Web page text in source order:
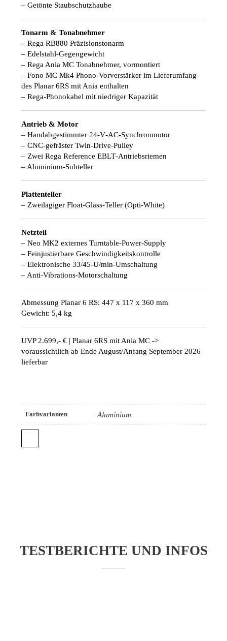
– Getönte Staubschutzhaube
Tonarm & Tonabnehmer
– Rega RB880 Präzisionstonarm
– Edelstahl‑Gegengewicht
– Rega Ania MC Tonabnehmer, vormontiert
– Fono MC Mk4 Phono-Vorverstärker im Lieferumfang
des Planar 6RS mit Ania enthalten
– Rega‑Phonokabel mit niedriger Kapazität
Antrieb & Motor
– Handabgestimmter 24‑V‑AC‑Synchronmotor
– CNC‑gefräster Twin‑Drive‑Pulley
– Zwei Rega Reference EBLT‑Antriebsriemen
– Aluminium‑Subteller
Plattenteller
– Zweilagiger Float‑Glass‑Teller (Opti‑White)
Netzteil
– Neo MK2 externes Turntable‑Power‑Supply
– Feinjustierbare Geschwindigkeitskontrolle
– Elektronische 33/45‑U/min‑Umschaltung
– Anti‑Vibrations‑Motorschaltung
Abmessung Planar 6 RS: 447 x 117 x 360 mm
Gewicht: 5,4 kg
UVP 2.699,- € | Planar 6RS mit Ania MC ->
voraussichtlich ab Ende August/Anfang September 2026
lieferbar
Farbvarianten Aluminium
TESTBERICHTE UND INFOS